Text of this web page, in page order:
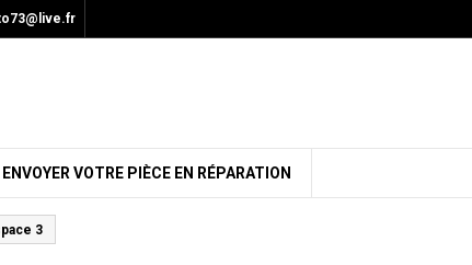
ENVOYER VOTRE PIÈCE EN RÉPARATION
3